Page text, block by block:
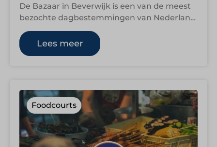
De Bazaar in Beverwijk is een van de meest
bezochte dagbestemmingen van Nederland.
Met 1.200 winkels, outlets, kramen en
foodstands…
Lees meer
Foodcourts